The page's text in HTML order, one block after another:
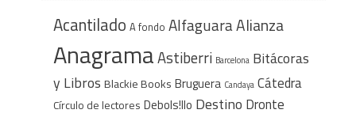
Acantilado A fondo AlfaguaraAlianza
AnagramaAstiberri Barcelona Bitácoras
y Libros Blackie Books Bruguera Candaya Cátedra
Círculo de lectores Debols!llo Destino Dronte